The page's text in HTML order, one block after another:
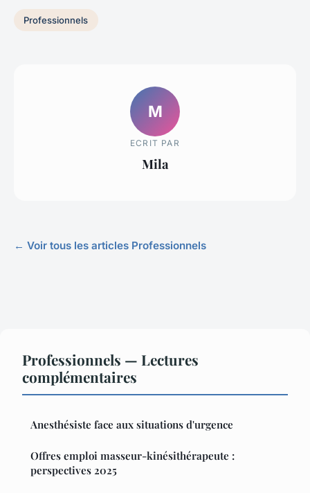
Professionnels
M
ECRIT PAR
Mila
← Voir tous les articles Professionnels
Professionnels — Lectures
complémentaires
Anesthésiste face aux situations d'urgence
Offres emploi masseur-kinésithérapeute :
perspectives 2025